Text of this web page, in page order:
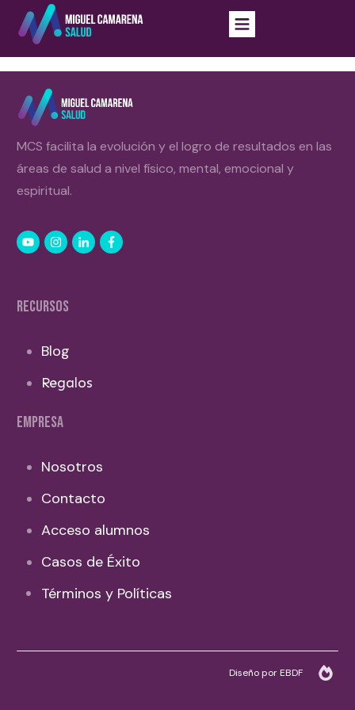
MCS facilita la evolución y el logro de resultados en las
áreas de salud a nivel físico, mental, emocional y
espiritual.
RECURSOS
Blog
Regalos
EMPRESA
Nosotros
Contacto
Acceso alumnos
Casos de Éxito
Términos y Políticas
Diseño por EBDF